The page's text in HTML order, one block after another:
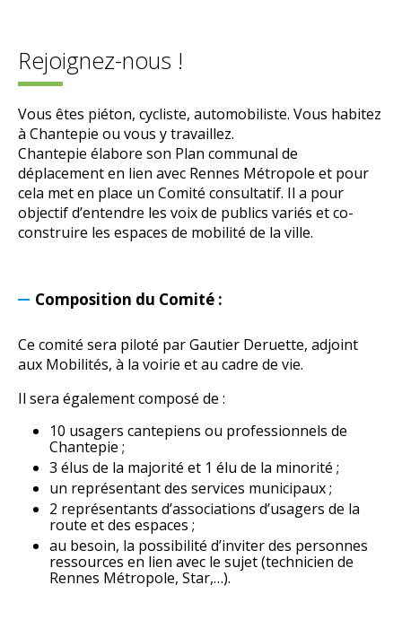
Rejoignez-nous !
Vous êtes piéton, cycliste, automobiliste. Vous habitez
à Chantepie ou vous y travaillez.
Chantepie élabore son Plan communal de
déplacement en lien avec Rennes Métropole et pour
cela met en place un Comité consultatif. Il a pour
objectif d’entendre les voix de publics variés et co-
construire les espaces de mobilité de la ville.
Composition du Comité :
Ce comité sera piloté par Gautier Deruette, adjoint
aux Mobilités, à la voirie et au cadre de vie.
Il sera également composé de :
10 usagers cantepiens ou professionnels de
Chantepie ;
3 élus de la majorité et 1 élu de la minorité ;
un représentant des services municipaux ;
2 représentants d’associations d’usagers de la
route et des espaces ;
au besoin, la possibilité d’inviter des personnes
ressources en lien avec le sujet (technicien de
Rennes Métropole, Star,…).